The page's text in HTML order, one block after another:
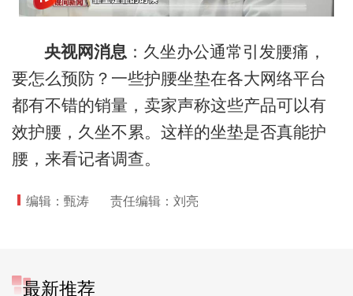
央视网消息 ：久坐办公通常引发腰痛，
要怎么预防？一些护腰坐垫在各大网络平台
都有不错的销量，卖家声称这些产品可以有
效护腰，久坐不累。这样的坐垫是否真能护
腰，来看记者调查。
编辑：甄涛 责任编辑：刘亮
最新推荐